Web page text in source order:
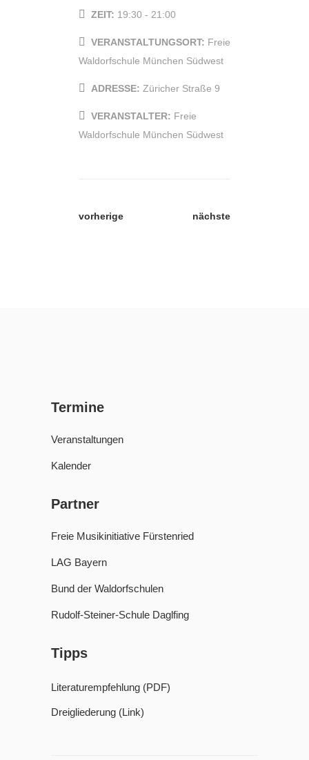
ZEIT: 19:30 - 21:00
VERANSTALTUNGSORT: Freie
Waldorfschule München Südwest
ADRESSE: Züricher Straße 9
VERANSTALTER: Freie
Waldorfschule München Südwest
vorherige nächste
Termine
Veranstaltungen
Kalender
Partner
Freie Musikinitiative Fürstenried
LAG Bayern
Bund der Waldorfschulen
Rudolf-Steiner-Schule Daglfing
Tipps
Literaturempfehlung (PDF)
Dreigliederung (Link)